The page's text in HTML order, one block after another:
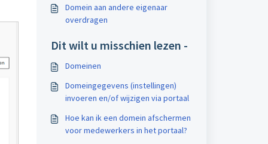
Domein aan andere eigenaar
overdragen
Dit wilt u misschien lezen -
Domeinen
Domeingegevens (instellingen)
invoeren en/of wijzigen via portaal
Hoe kan ik een domein afschermen
voor medewerkers in het portaal?